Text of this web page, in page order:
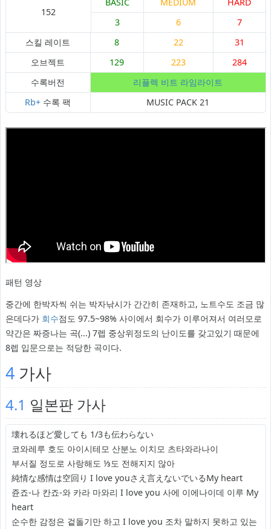
152
3
6
7
스킬 레이트
8 22
31
오브젝트
129 223
284
수록버전
리플렉 비트 라임라이트
Rb+ 수록 팩 MUSIC PACK 21
패턴 영상
중간에 한박자씩 쉬는 박자낚시가 간간히 존재하고, 노트수도 조금 많
은데다가 회수점도 97.5~98% 사이에서 회수가 이루어져서 여러모로
약간은 짜증나는 곡(...) 7렙 중상위정도의 난이도를 갖고있기 때문에
8렙 입문으로는 적당한 곡이다.
4가사
4.1 일본판 가사
壊れるほど愛しても 1/3も伝わらない
코와레루 호도 아이시테모 산분노 이치모 츠타와라나이
부서질 정도로 사랑해도 ⅓도 전해지지 않아
純情な感情は空回り I love youさえ言えないでいるMy heart
쥰죠-나 칸죠-와 카라 마와리 I love you 사에 이에나이데 이루 My
heart
순수한 감정은 겉돌기만 하고 I love you 조차 말하지 못하고 있는